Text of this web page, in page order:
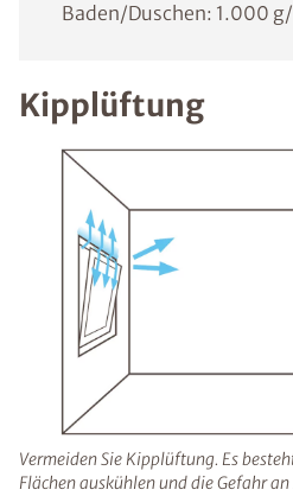
Baden/Duschen: 1.000
Kipplüftung
Vermeiden Sie Kipplüftung. Es
Flächen auskühlen und die Gefahr